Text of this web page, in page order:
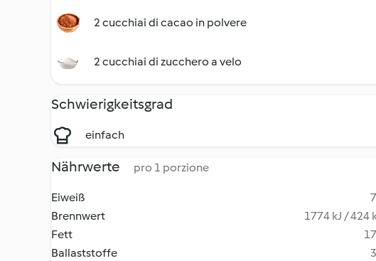
2 cucchiai di cacao in polvere
2 cucchiai di zucchero a velo
Schwierigkeitsgrad
einfach
Nährwerte pro 1 porzione
Eiweiß
Brennwert
1774 kJ / 424
Fett
Ballaststoffe